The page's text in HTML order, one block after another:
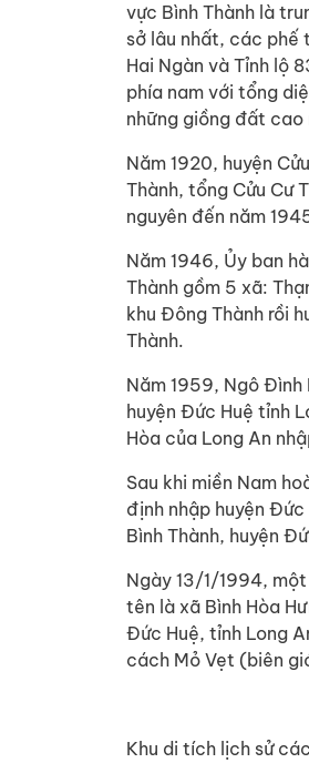
vực Bình Thành là
sở lâu nhất, các phế
Hai Ngàn và Tỉnh lộ
phía nam với tổng
những giồng đất cao
Năm 1920, huyện
Thành, tổng Cửu Cư
nguyên đến năm
Năm 1946, Ủy ban
Thành gồm 5 xã:
khu Đông Thành rồi
Thành.
Năm 1959, Ngô
huyện Đức Huệ tỉnh
Hòa của Long An
Sau khi miền Nam
định nhập huyện
Bình Thành, huyện
Ngày 13/1/1994,
tên là xã Bình Hòa
Đức Huệ, tỉnh Long
cách Mỏ Vẹt (biên
Khu di tích lịch sử